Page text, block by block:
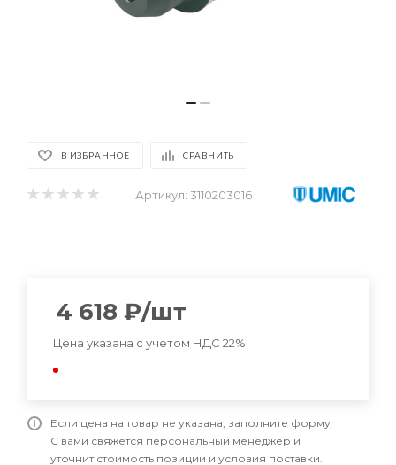
В ИЗБРАННОЕ СРАВНИТЬ
Артикул: 3110203016
4 618 ₽/шт
Цена указана с учетом НДС 22%
Если цена на товар не указана, заполните форму
С вами свяжется персональный менеджер и
уточнит стоимость позиции и условия поставки.